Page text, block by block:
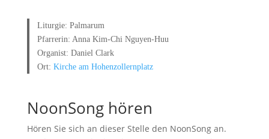
Liturgie: Palmarum
Pfarrerin: Anna Kim-Chi Nguyen-Huu
Organist: Daniel Clark
Ort:Kirche am Hohenzollernplatz
NoonSong hören
Hören Sie sich an dieser Stelle den NoonSong an.